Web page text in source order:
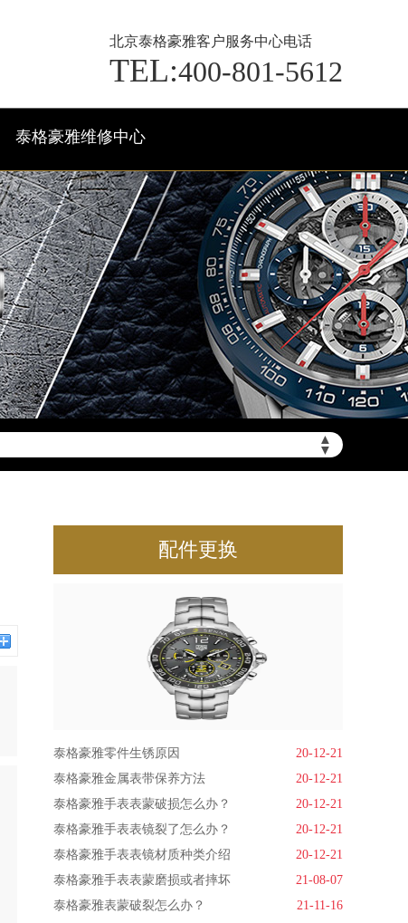
北京泰格豪雅客户服务中心电话
TEL:400-801-5612
泰格豪雅维修中心
▲
▼
配件更换
泰格豪雅零件生锈原因
20-12-21
泰格豪雅金属表带保养方法
20-12-21
泰格豪雅手表表蒙破损怎么办？
20-12-21
泰格豪雅手表表镜裂了怎么办？
20-12-21
泰格豪雅手表表镜材质种类介绍
20-12-21
泰格豪雅手表表蒙磨损或者摔坏
21-08-07
泰格豪雅表蒙破裂怎么办？
21-11-16